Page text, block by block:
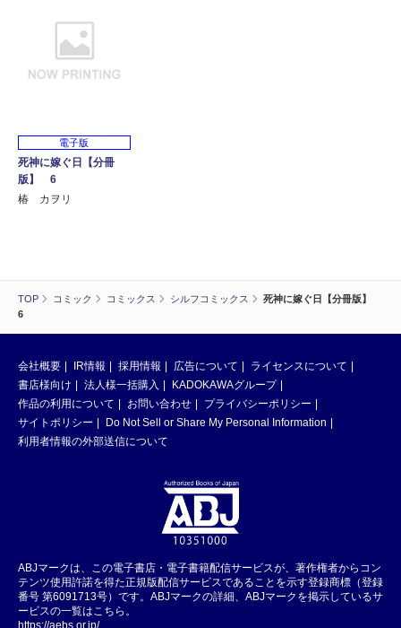
TOP コミック コミックス シルフコミックス
死神に嫁ぐ日【分冊版】
6
電子版
死神に嫁ぐ日【分冊
版】 6
椿 カヲリ
会社概要 IR情報 採用情報 広告について
ライセンスについて
書店様向け
法人様一括購入
KADOKAWAグループ
作品の利用について
お問い合わせ
プライバシーポリシー
サイトポリシー
Do Not Sell or Share My Personal Information
利用者情報の外部送信について
ABJマークは、この電子書店・電子書籍配信サービスが、著作権者からコン
テンツ使用許諾を得た正規版配信サービスであることを示す登録商標（登録
番号 第6091713号）です。ABJマークの詳細、ABJマークを掲示しているサ
ービスの一覧はこちら。
https://aebs.or.jp/